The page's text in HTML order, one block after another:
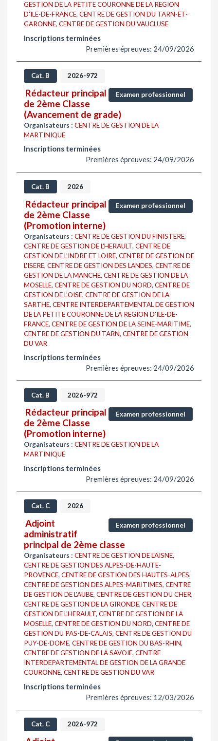
GESTION DE LA PETITE COURONNE DE LA REGION
D'ILE-DE-FRANCE, CENTRE DE GESTION DU TARN-ET-
GARONNE, CENTRE DE GESTION DU VAUCLUSE
Inscriptions terminées
Premières épreuves: 24/09/2026
Cat. B 2026-972
Examen professionnel
Rédacteur principal
de 2ème Classe
(Avancement de grade)
Organisateurs : CENTRE DE GESTION DE LA
MARTINIQUE
Inscriptions terminées
Premières épreuves: 24/09/2026
Cat. B 2026
Examen professionnel
Rédacteur principal
de 2ème Classe
(Promotion interne)
Organisateurs : CENTRE DE GESTION DU FINISTERE,
CENTRE DE GESTION DE L'HERAULT, CENTRE DE
GESTION DE L'INDRE ET LOIRE, CENTRE DE GESTION DE
L'ISERE, CENTRE DE GESTION DES LANDES, CENTRE DE
GESTION DE LA MANCHE, CENTRE DE GESTION DE LA
MOSELLE, CENTRE DE GESTION DU NORD, CENTRE DE
GESTION DE L'OISE, CENTRE DE GESTION DE LA
SARTHE, CENTRE INTERDEPARTEMENTAL DE GESTION
DE LA PETITE COURONNE DE LA REGION D'ILE-DE-
FRANCE, CENTRE DE GESTION DE LA SEINE-MARITIME,
CENTRE DE GESTION DU TARN, CENTRE DE GESTION
DU VAR
Inscriptions terminées
Premières épreuves: 24/09/2026
Cat. B 2026-972
Examen professionnel
Rédacteur principal
de 2ème Classe
(Promotion interne)
Organisateurs : CENTRE DE GESTION DE LA
MARTINIQUE
Inscriptions terminées
Premières épreuves: 24/09/2026
Cat. C 2026
Examen professionnel
Adjoint
administratif
principal de 2ème classe
Organisateurs : CENTRE DE GESTION DE L'AISNE,
CENTRE DE GESTION DES ALPES-DE-HAUTE-
PROVENCE, CENTRE DE GESTION DES HAUTES-ALPES,
CENTRE DE GESTION DES ALPES-MARITIMES, CENTRE
DE GESTION DE L'AUBE, CENTRE DE GESTION DU CHER,
CENTRE DE GESTION DE LA GIRONDE, CENTRE DE
GESTION DE L'HERAULT, CENTRE DE GESTION DE LA
MOSELLE, CENTRE DE GESTION DU NORD, CENTRE DE
GESTION DU PAS-DE-CALAIS, CENTRE DE GESTION DU
PUY-DE-DOME, CENTRE DE GESTION DU BAS-RHIN,
CENTRE DE GESTION DE LA SAVOIE, CENTRE
INTERDEPARTEMENTAL DE GESTION DE LA GRANDE
COURONNE, CENTRE DE GESTION DU VAR
Inscriptions terminées
Premières épreuves: 12/03/2026
Cat. C 2026-972